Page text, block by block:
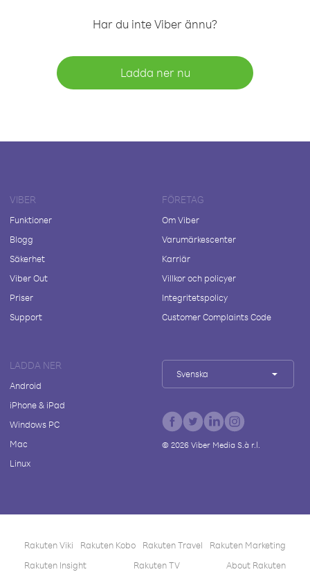
Har du inte Viber ännu?
Ladda ner nu
VIBER
Funktioner
Blogg
Säkerhet
Viber Out
Priser
Support
FÖRETAG
Om Viber
Varumärkescenter
Karriär
Villkor och policyer
Integritetspolicy
Customer Complaints Code
LADDA NER
Android
iPhone & iPad
Windows PC
Mac
Linux
Svenska
© 2026Viber Media S.à r.l.
Rakuten Viki Rakuten Kobo Rakuten Travel
Rakuten Marketing
Rakuten Insight
Rakuten TV About Rakuten